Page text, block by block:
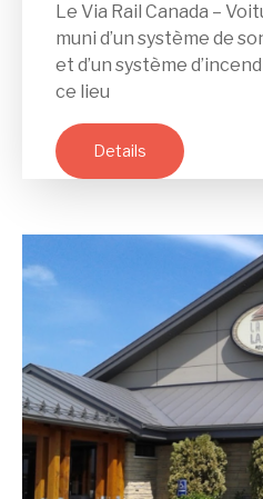
Le Via Rail Canada –
muni d’un système de
et d’un système
ce lieu
Details